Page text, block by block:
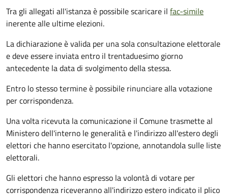
Tra gli allegati all'istanza è possibile scaricare il fac-simile
inerente alle ultime elezioni.
La dichiarazione è valida per una sola consultazione elettorale
e deve essere inviata entro il trentaduesimo giorno
antecedente la data di svolgimento della stessa.
Entro lo stesso termine è possibile rinunciare alla votazione
per corrispondenza.
Una volta ricevuta la comunicazione il Comune trasmette al
Ministero dell'interno le generalità e l'indirizzo all'estero degli
elettori che hanno esercitato l'opzione, annotandola sulle liste
elettorali.
Gli elettori che hanno espresso la volontà di votare per
corrispondenza riceveranno all'indirizzo estero indicato il plico